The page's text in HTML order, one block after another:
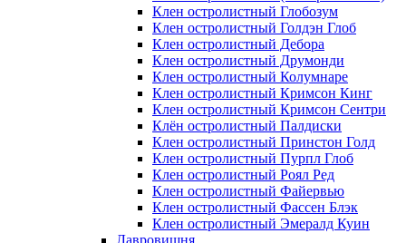
Клен остролистный Глобозум
Клен остролистный Голдэн Глоб
Клен остролистный Дебора
Клен остролистный Друмонди
Клен остролистный Колумнаре
Клен остролистный Кримсон Кинг
Клен остролистный Кримсон Сентри
Клён остролистный Палдиски
Клен остролистный Принстoн Голд
Клен остролистный Пурпл Глоб
Клен остролистный Роял Ред
Клен остролистный Файервью
Клен остролистный Фассен Блэк
Клен остролистный Эмералд Куин
Лавровишня